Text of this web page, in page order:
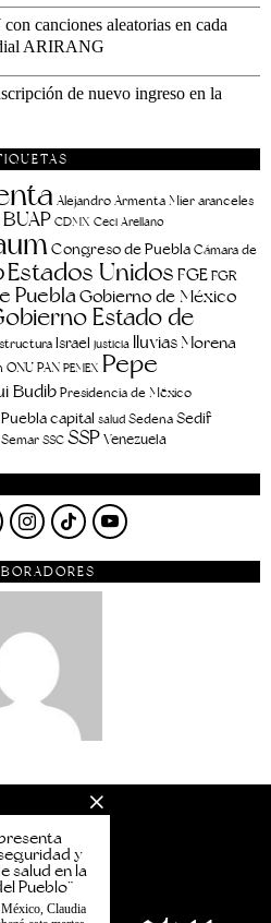
canciones aleatorias en cada
ARIRANG
de nuevo ingreso en la
Alejandro Armenta Mier aranceles
BUAP CDMX Ceci Arellano
Congreso de Puebla Cámara de
Estados Unidos FGEFGR
PueblaGobierno de México
Estado de
Israel justicia lluviasMorena
ONU PAN PEMEX Pepe
BudibPresidencia de México
Puebla capital salud Sedena Sedif
Semar SSC SSPVenezuela
y
salud en la
Pueblo”
Claudia